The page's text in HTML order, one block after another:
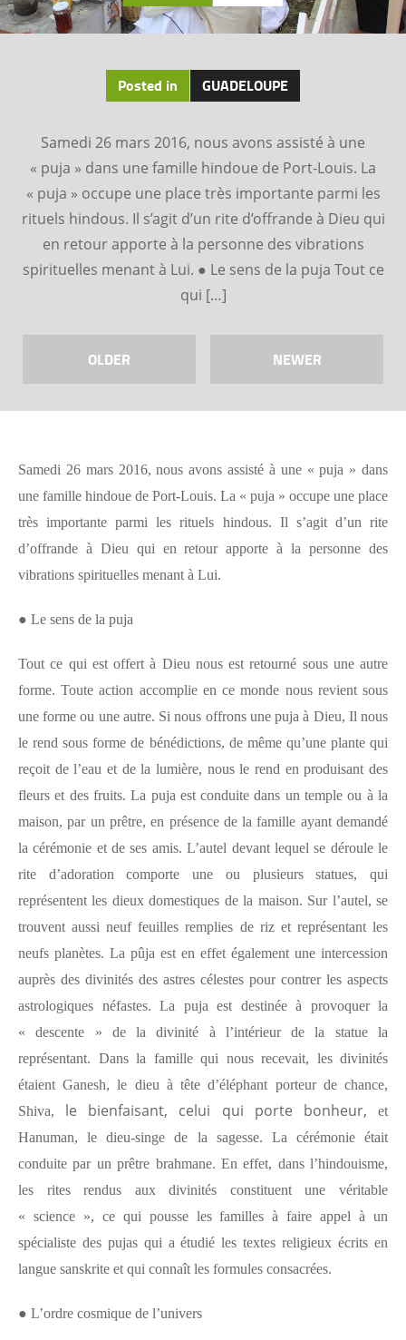
Posted in GUADELOUPE
Samedi 26 mars 2016, nous avons assisté à une
« puja » dans une famille hindoue de Port-Louis. La
« puja » occupe une place très importante parmi les
rituels hindous. Il s’agit d’un rite d’offrande à Dieu qui
en retour apporte à la personne des vibrations
spirituelles menant à Lui. ● Le sens de la puja Tout ce
qui […]
OLDER NEWER
Samedi 26 mars 2016, nous avons assisté à une « puja » dans
une famille hindoue de Port-Louis. La « puja » occupe une place
très importante parmi les rituels hindous. Il s’agit d’un rite
d’offrande à Dieu qui en retour apporte à la personne des
vibrations spirituelles menant à Lui.
● Le sens de la puja
Tout ce qui est offert à Dieu nous est retourné sous une autre
forme. Toute action accomplie en ce monde nous revient sous
une forme ou une autre. Si nous offrons une puja à Dieu, Il nous
le rend sous forme de bénédictions, de même qu’une plante qui
reçoit de l’eau et de la lumière, nous le rend en produisant des
fleurs et des fruits. La puja est conduite dans un temple ou à la
maison, par un prêtre, en présence de la famille ayant demandé
la cérémonie et de ses amis. L’autel devant lequel se déroule le
rite d’adoration comporte une ou plusieurs statues, qui
représentent les dieux domestiques de la maison. Sur l’autel, se
trouvent aussi neuf feuilles remplies de riz et représentant les
neufs planètes. La pûja est en effet également une intercession
auprès des divinités des astres célestes pour contrer les aspects
astrologiques néfastes. La puja est destinée à provoquer la
« descente » de la divinité à l’intérieur de la statue la
représentant. Dans la famille qui nous recevait, les divinités
étaient Ganesh, le dieu à tête d’éléphant porteur de chance,
Shiva, le bienfaisant, celui qui porte bonheur,et
Hanuman, le dieu-singe de la sagesse. La cérémonie était
conduite par un prêtre brahmane. En effet, dans l’hindouisme,
les rites rendus aux divinités constituent une véritable
« science », ce qui pousse les familles à faire appel à un
spécialiste des pujas qui a étudié les textes religieux écrits en
langue sanskrite et qui connaît les formules consacrées.
● L’ordre cosmique de l’univers